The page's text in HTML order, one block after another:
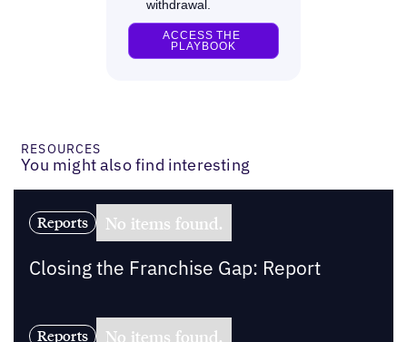
RESOURCES
You might also find interesting
Reports No items found.
Closing the Franchise Gap: Report
Reports No items found.